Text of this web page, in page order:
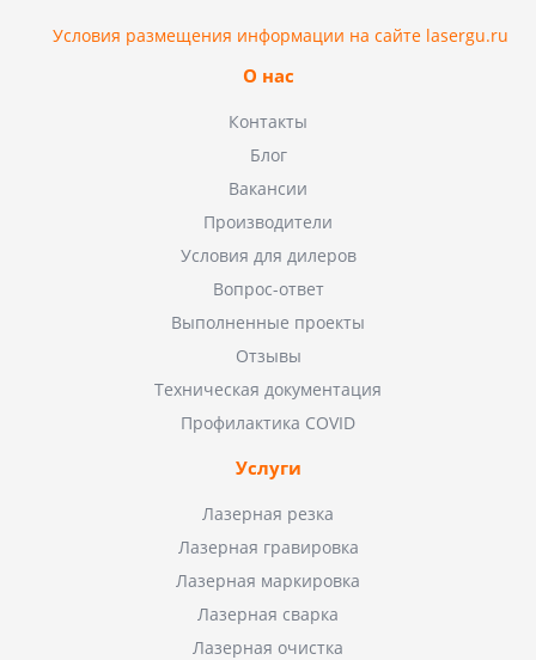
Условия размещения информации на сайте lasergu.ru
О нас
Контакты
Блог
Вакансии
Производители
Условия для дилеров
Вопрос-ответ
Выполненные проекты
Отзывы
Техническая документация
Профилактика COVID
Услуги
Лазерная резка
Лазерная гравировка
Лазерная маркировка
Лазерная сварка
Лазерная очистка